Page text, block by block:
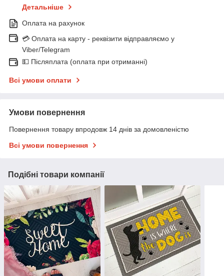
Детальніше
Оплата на рахунок
💳 Оплата на карту - реквізити відправляємо у
Viber/Telegram
💵 Післяплата (оплата при отриманні)
Всі умови оплати
Умови повернення
Повернення товару впродовж 14 днів за домовленістю
Всі умови повернення
Подібні товари компанії